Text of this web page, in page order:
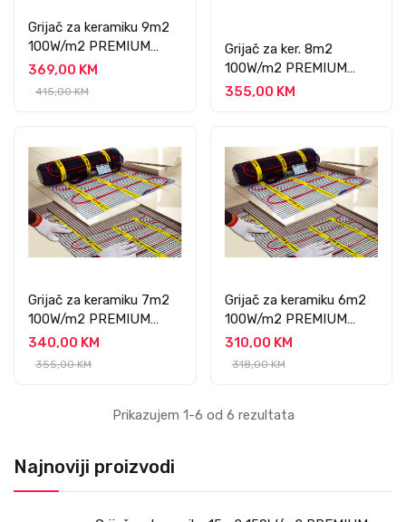
Najnoviji proizvodi
Grijač za keramiku 9m2
100W/m2 PREMIUM
PROFESSIONAL
369,00 KM
415,00 KM
Grijač za ker. 8m2
100W/m2 PREMIUM
PROFESSIONAL
355,00 KM
Grijač za keramiku 7m2
100W/m2 PREMIUM
PROFESSIONAL
340,00 KM
355,00 KM
Grijač za keramiku 6m2
100W/m2 PREMIUM
PROFESSIONAL
310,00 KM
318,00 KM
Prikazujem 1-6 od 6 rezultata